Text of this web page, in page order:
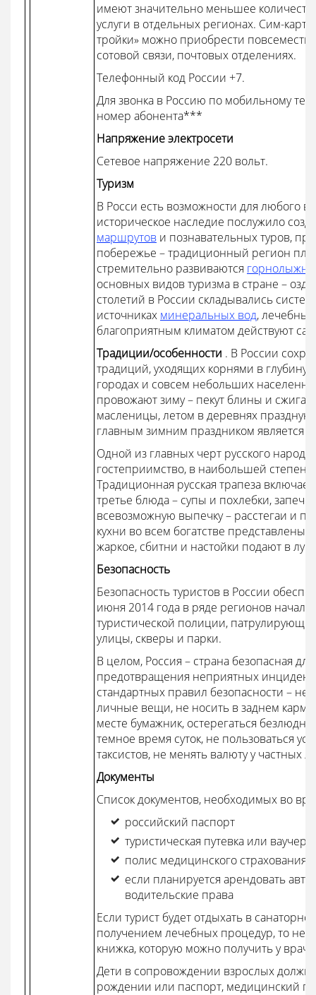
имеют значительно меньшее
услуги в отдельных регионах. Сим-
тройки» можно приобрести
сотовой связи, почтовых отделениях.
Телефонный код России +7.
Для звонка в Россию по мобильному
номер абонента***
Напряжение электросети
Сетевое напряжение 220 вольт.
Туризм
В Росси есть возможности для любого
историческое наследие послужило
маршрутов и познавательных туров,
побережье – традиционный регион
стремительно развиваются
основных видов туризма в стране –
столетий в России складывались
источниках минеральных вод, лечебных
благоприятным климатом действуют
Традиции/особенности . В России
традиций, уходящих корнями в глубину
городах и совсем небольших
провожают зиму – пекут блины и
масленицы, летом в деревнях
главным зимним праздником является
Одной из главных черт русского народа
гостеприимство, в наибольшей
Традиционная русская трапеза
третье блюда – супы и похлебки,
всевозможную выпечку – расстегаи и
кухни во всем богатстве представлены
жаркое, сбитни и настойки подают в
Безопасность
Безопасность туристов в России
июня 2014 года в ряде регионов
туристической полиции,
улицы, скверы и парки.
В целом, Россия – страна безопасная
предотвращения неприятных
стандартных правил безопасности – не
личные вещи, не носить в заднем
месте бумажник, остерегаться
темное время суток, не пользоваться
таксистов, не менять валюту у частных
Документы
Список документов, необходимых во
российский паспорт
туристическая путевка или ваучер
полис медицинского страхования
если планируется арендовать
водительские права
Если турист будет отдыхать в
получением лечебных процедур, то
книжка, которую можно получить у
Дети в сопровождении взрослых
рождении или паспорт, медицинский